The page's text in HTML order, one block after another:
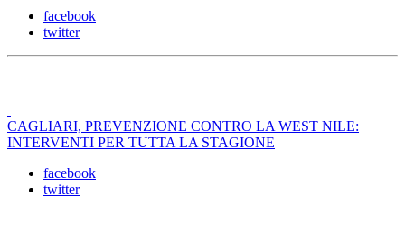
facebook
twitter
CAGLIARI, PREVENZIONE CONTRO LA WEST NILE:
INTERVENTI PER TUTTA LA STAGIONE
facebook
twitter